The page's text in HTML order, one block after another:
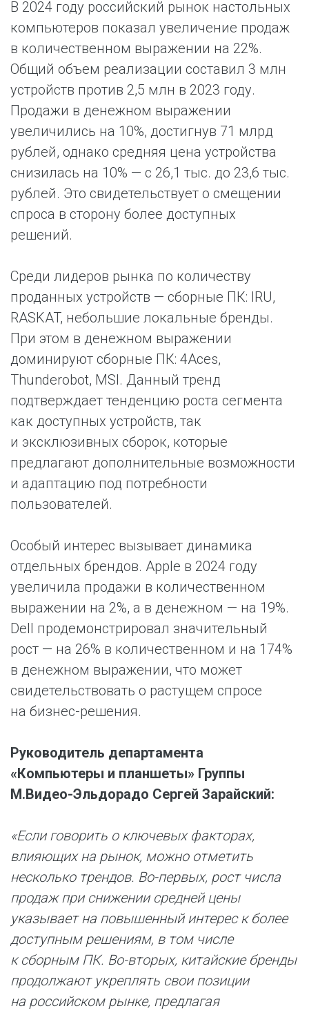
В 2024 году российский рынок настольных
компьютеров показал увеличение продаж
в количественном выражении на 22%.
Общий объем реализации составил 3 млн
устройств против 2,5 млн в 2023 году.
Продажи в денежном выражении
увеличились на 10%, достигнув 71 млрд
рублей, однако средняя цена устройства
снизилась на 10% — с 26,1 тыс. до 23,6 тыс.
рублей. Это свидетельствует о смещении
спроса в сторону более доступных
решений.
Среди лидеров рынка по количеству
проданных устройств — сборные ПК: IRU,
RASKAT, небольшие локальные бренды.
При этом в денежном выражении
доминируют сборные ПК: 4Aces,
Thunderobot, MSI. Данный тренд
подтверждает тенденцию роста сегмента
как доступных устройств, так
и эксклюзивных сборок, которые
предлагают дополнительные возможности
и адаптацию под потребности
пользователей.
Особый интерес вызывает динамика
отдельных брендов. Apple в 2024 году
увеличила продажи в количественном
выражении на 2%, а в денежном — на 19%.
Dell продемонстрировал значительный
рост — на 26% в количественном и на 174%
в денежном выражении, что может
свидетельствовать о растущем спросе
на бизнес-решения.
Руководитель департамента
«Компьютеры и планшеты» Группы
М.Видео-Эльдорадо Сергей Зарайский:
«Если говорить о ключевых факторах,
влияющих на рынок, можно отметить
несколько трендов. Во-первых, рост числа
продаж при снижении средней цены
указывает на повышенный интерес к более
доступным решениям, в том числе
к сборным ПК. Во-вторых, китайские бренды
продолжают укреплять свои позиции
на российском рынке, предлагая